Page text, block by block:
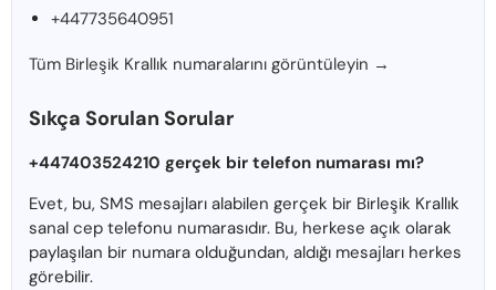
+447735640951
Tüm Birleşik Krallık numaralarını görüntüleyin →
Sıkça Sorulan Sorular
+447403524210 gerçek bir telefon numarası mı?
Evet, bu, SMS mesajları alabilen gerçek bir Birleşik Krallık
sanal cep telefonu numarasıdır. Bu, herkese açık olarak
paylaşılan bir numara olduğundan, aldığı mesajları herkes
görebilir.